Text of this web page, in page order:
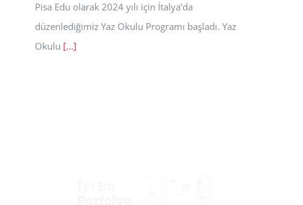
Pisa Edu olarak 2024 yılı için İtalya’da
düzenlediğimiz Yaz Okulu Programı başladı. Yaz
Okulu [...]